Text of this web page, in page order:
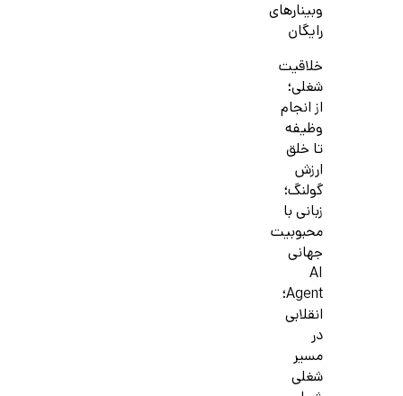
وبینارهای
رایگان
خلاقیت
شغلی؛
از انجام
وظیفه
تا خلق
ارزش
گولنگ؛
زبانی با
محبوبیت
جهانی
AI
Agent؛
انقلابی
در
مسیر
شغلی